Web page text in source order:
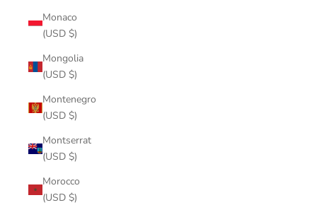
Monaco
(USD $)
Mongolia
(USD $)
Montenegro
(USD $)
Montserrat
(USD $)
Morocco
(USD $)